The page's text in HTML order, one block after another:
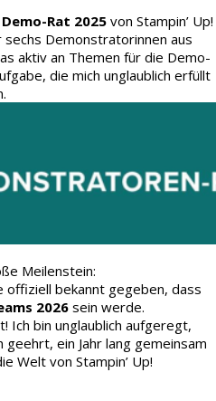
Demo-Rat 2025 von Stampin’ Up!
Demonstratorinnen aus
aktiv an Themen für die Demo-
die mich unglaublich erfüllt
Meilenstein:
bekannt gegeben, dass
2026 sein werde.
Ich bin unglaublich aufgeregt,
ein Jahr lang gemeinsam
Welt von Stampin’ Up!